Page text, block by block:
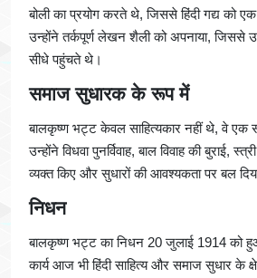
बोली का प्रयोग करते थे, जिससे हिंदी गद्य को
उन्होंने तर्कपूर्ण लेखन शैली को अपनाया, जिससे
सीधे पहुंचते थे।
समाज सुधारक के रूप में
बालकृष्ण भट्ट केवल साहित्यकार नहीं थे, वे एक
उन्होंने विधवा पुनर्विवाह, बाल विवाह की बुराई,
व्यक्त किए और सुधारों की आवश्यकता पर बल
निधन
बालकृष्ण भट्ट का निधन 20 जुलाई 1914 को
कार्य आज भी हिंदी साहित्य और समाज सुधार के